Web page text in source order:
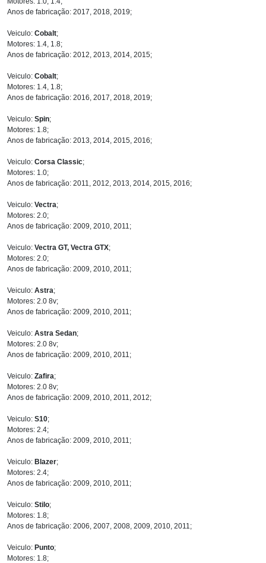
Anos de fabricação: 2017, 2018, 2019;
Veiculo: Cobalt;
Motores: 1.4, 1.8;
Anos de fabricação: 2012, 2013, 2014, 2015;
Veiculo: Cobalt;
Motores: 1.4, 1.8;
Anos de fabricação: 2016, 2017, 2018, 2019;
Veiculo: Spin;
Motores: 1.8;
Anos de fabricação: 2013, 2014, 2015, 2016;
Veiculo: Corsa Classic;
Motores: 1.0;
Anos de fabricação: 2011, 2012, 2013, 2014, 2015, 2016;
Veiculo: Vectra;
Motores: 2.0;
Anos de fabricação: 2009, 2010, 2011;
Veiculo: Vectra GT, Vectra GTX;
Motores: 2.0;
Anos de fabricação: 2009, 2010, 2011;
Veiculo: Astra;
Motores: 2.0 8v;
Anos de fabricação: 2009, 2010, 2011;
Veiculo: Astra Sedan;
Motores: 2.0 8v;
Anos de fabricação: 2009, 2010, 2011;
Veiculo: Zafira;
Motores: 2.0 8v;
Anos de fabricação: 2009, 2010, 2011, 2012;
Veiculo: S10;
Motores: 2.4;
Anos de fabricação: 2009, 2010, 2011;
Veiculo: Blazer;
Motores: 2.4;
Anos de fabricação: 2009, 2010, 2011;
Veiculo: Stilo;
Motores: 1.8;
Anos de fabricação: 2006, 2007, 2008, 2009, 2010, 2011;
Veiculo: Punto;
Motores: 1.8;